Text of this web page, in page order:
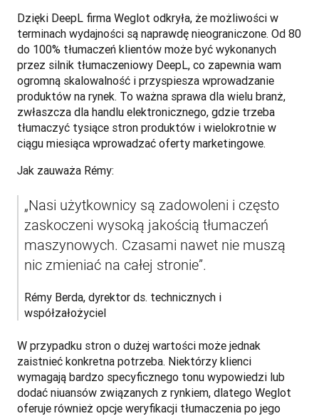
Dzięki DeepL firma Weglot odkryła, że możliwości w
terminach wydajności są naprawdę nieograniczone. Od 80
do 100% tłumaczeń klientów może być wykonanych
przez silnik tłumaczeniowy DeepL, co zapewnia wam
ogromną skalowalność i przyspiesza wprowadzanie
produktów na rynek. To ważna sprawa dla wielu branż,
zwłaszcza dla handlu elektronicznego, gdzie trzeba
tłumaczyć tysiące stron produktów i wielokrotnie w
ciągu miesiąca wprowadzać oferty marketingowe.
Jak zauważa Rémy:
„Nasi użytkownicy są zadowoleni i często
zaskoczeni wysoką jakością tłumaczeń
maszynowych. Czasami nawet nie muszą
nic zmieniać na całej stronie”.
Rémy Berda, dyrektor ds. technicznych i
współzałożyciel
W przypadku stron o dużej wartości może jednak
zaistnieć konkretna potrzeba. Niektórzy klienci
wymagają bardzo specyficznego tonu wypowiedzi lub
dodać niuansów związanych z rynkiem, dlatego Weglot
oferuje również opcje weryfikacji tłumaczenia po jego